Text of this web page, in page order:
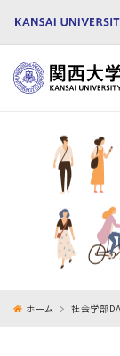
ホーム 社会学部